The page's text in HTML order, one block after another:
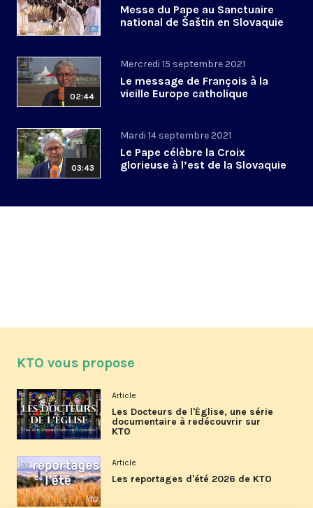
Messe du Pape au Sanctuaire
national de Šaštin en Slovaquie
02:44
Mercredi 15 septembre 2021
Le message de François à la
vieille Europe catholique
03:43
Mardi 14 septembre 2021
Le Pape célèbre la Croix
glorieuse à l’est de la Slovaquie
KTO vous propose
Article
Les Docteurs de l'Église, une série
documentaire à redécouvrir sur
KTO
Article
Les reportages d'été 2026 de KTO